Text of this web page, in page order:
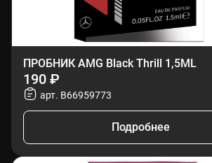
ПРОБНИК AMG Black Thrill 1,5ML
190 ₽
арт. B66959773
Подробнее